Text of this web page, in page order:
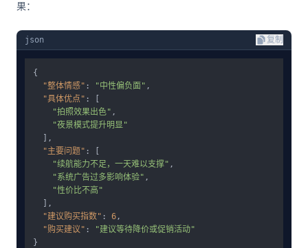
果：
json 复制
{
"整体情感" : "中性偏负面" ,
"具体优点" :
[
"拍照效果出色" ,
"夜景模式提升明显"
] ,
"主要问题" :
[
"续航能力不足，一天难以支撑" ,
"系统广告过多影响体验" ,
"性价比不高"
] ,
"建议购买指数" : 6 ,
"购买建议" :
"建议等待降价或促销活动"
}